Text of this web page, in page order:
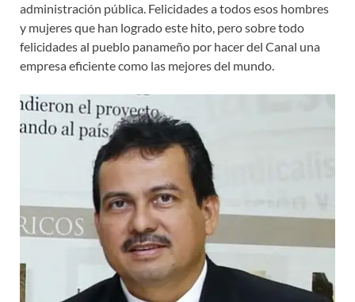
administración pública. Felicidades a todos esos hombres
y mujeres que han logrado este hito, pero sobre todo
felicidades al pueblo panameño por hacer del Canal una
empresa eficiente como las mejores del mundo.